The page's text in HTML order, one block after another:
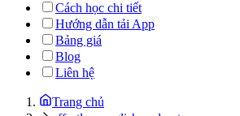
Cách học chi tiết
Hướng dẫn tải App
Bảng giá
Blog
Liên hệ
Trang chủ